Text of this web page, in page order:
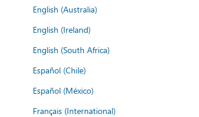
English (Australia)
English (Ireland)
English (South Africa)
Español (Chile)
Español (México)
Français (International)